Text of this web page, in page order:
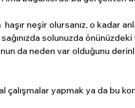
haşır neşir olursanız, o kadar
solunuzda önünüzdeki
da neden var olduğunu
çalışmalar yapmak ya da bu